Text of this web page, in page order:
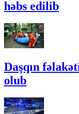
həbs edilib
Daşqın
olub